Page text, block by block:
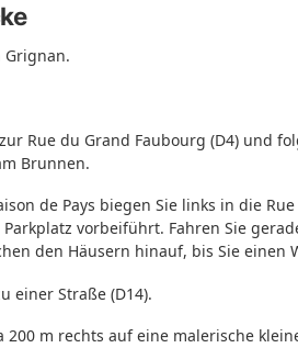
Grignan.
Rue du Grand Faubourg (D4) und
Brunnen.
de Pays biegen Sie links in die
vorbeiführt. Fahren Sie
den Häusern hinauf, bis Sie einen
einer Straße (D14).
m rechts auf eine malerische